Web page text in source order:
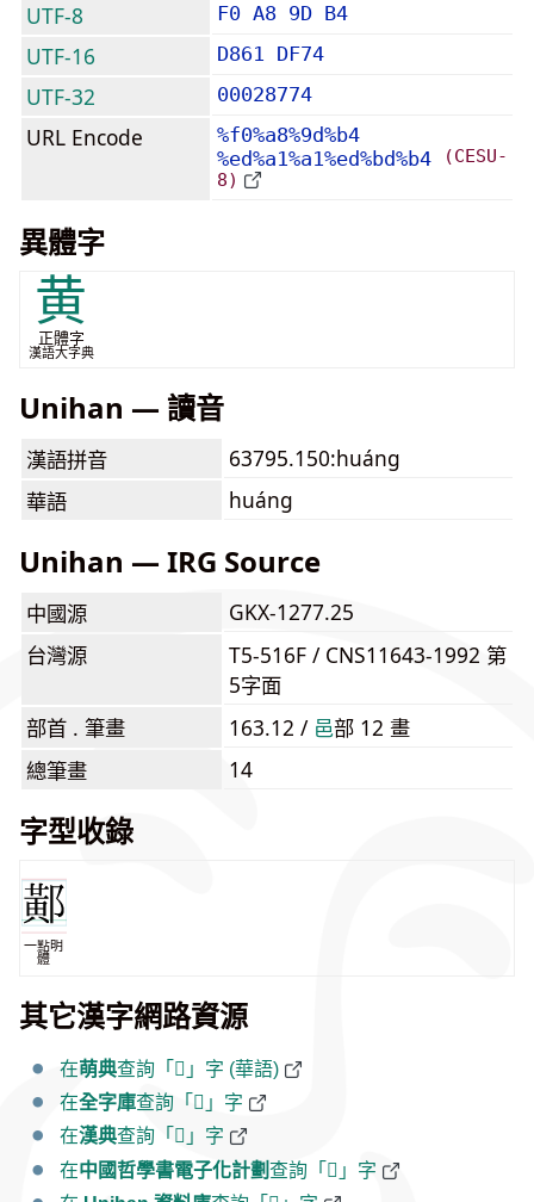
UTF-8 F0 A8 9D B4
UTF-16 D861 DF74
UTF-32 00028774
URL Encode
%f0%a8%9d%b4
%ed%a1%a1%ed%bd%b4
(CESU-
8)
異體字
黄
正體字
漢語大字典
Unihan — 讀音
漢語拼音
63795.150:huáng
華語
huáng
Unihan — IRG Source
中國源
GKX-1277.25
台灣源
T5-516F / CNS11643-1992 第
5字面
部首 . 筆畫
163.12 / ⾢部 12 畫
總筆畫
14
字型收錄
一點明
體
其它漢字網路資源
在萌典查詢「𨝴」字 (華語)
在全字庫查詢「𨝴」字
在漢典查詢「𨝴」字
在中國哲學書電子化計劃查詢「𨝴」字